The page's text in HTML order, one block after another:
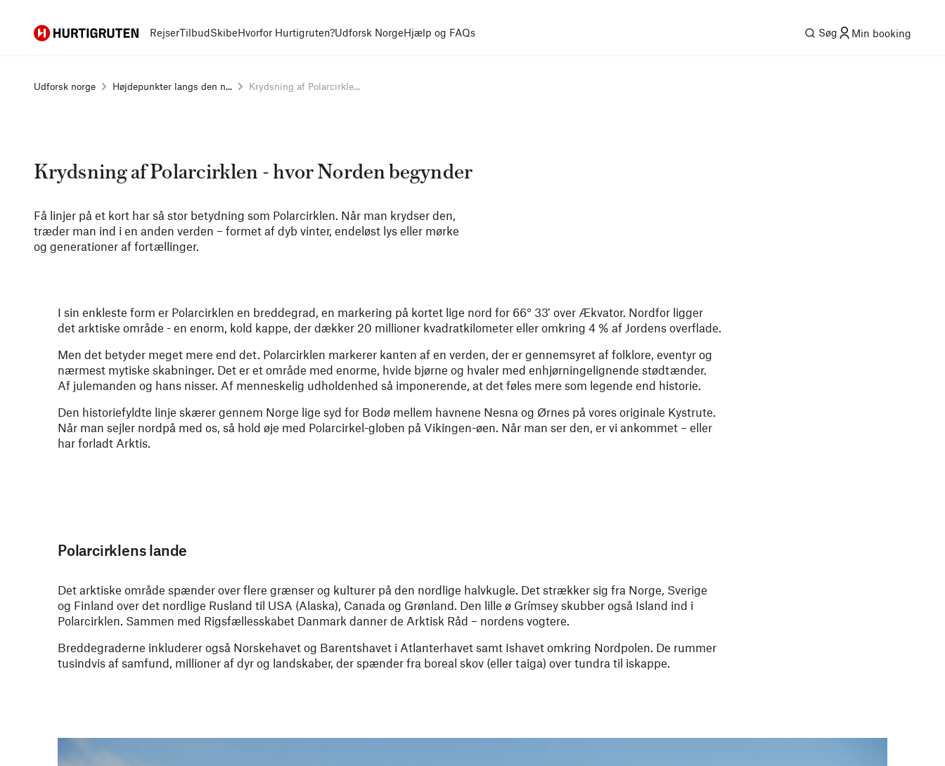
Hurtigruten RejserTilbudSkibeHvorfor Hurtigruten?Udforsk NorgeHjælp og FAQs Søg Min booking
Udforsk norge Højdepunkter langs den n... Krydsning af Polarcirkle...
Krydsning af Polarcirklen - hvor Norden begynder
Få linjer på et kort har så stor betydning som Polarcirklen. Når man krydser den,
træder man ind i en anden verden – formet af dyb vinter, endeløst lys eller mørke
og generationer af fortællinger.
I sin enkleste form er Polarcirklen en breddegrad, en markering på kortet lige nord for 66° 33′ over Ækvator. Nordfor ligger
det arktiske område - en enorm, kold kappe, der dækker 20 millioner kvadratkilometer eller omkring 4 % af Jordens overflade.
Men det betyder meget mere end det. Polarcirklen markerer kanten af en verden, der er gennemsyret af folklore, eventyr og
nærmest mytiske skabninger. Det er et område med enorme, hvide bjørne og hvaler med enhjørningelignende stødtænder.
Af julemanden og hans nisser. Af menneskelig udholdenhed så imponerende, at det føles mere som legende end historie.
Den historiefyldte linje skærer gennem Norge lige syd for Bodø mellem havnene Nesna og Ørnes på vores originale Kystrute.
Når man sejler nordpå med os, så hold øje med Polarcirkel-globen på Vikingen-øen. Når man ser den, er vi ankommet – eller
har forladt Arktis.
Polarcirklens lande
Det arktiske område spænder over flere grænser og kulturer på den nordlige halvkugle. Det strækker sig fra Norge, Sverige
og Finland over det nordlige Rusland til USA (Alaska), Canada og Grønland. Den lille ø Grímsey skubber også Island ind i
Polarcirklen. Sammen med Rigsfællesskabet Danmark danner de Arktisk Råd – nordens vogtere.
Breddegraderne inkluderer også Norskehavet og Barentshavet i Atlanterhavet samt Ishavet omkring Nordpolen. De rummer
tusindvis af samfund, millioner af dyr og landskaber, der spænder fra boreal skov (eller taiga) over tundra til iskappe.